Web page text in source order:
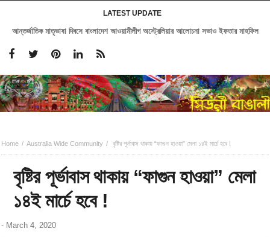
LATEST UPDATE
আন্তর্জাতিক মাতৃভাষা দিবসে বাংলাদেশ আওয়ামীলীগ অস্ট্রেলিয়ার আলোচনা সভাও ইফতার মাহফিল
Home Australia Wide Community বৃষ্টির পূর্ভাবাস থাকায় “ফাগুন হাওয়া” মেলা ১৪ই মার্চে হবে !
বৃষ্টির পূর্ভাবাস থাকায় “ফাগুন হাওয়া” মেলা
১৪ই মার্চে হবে !
- March 4, 2020